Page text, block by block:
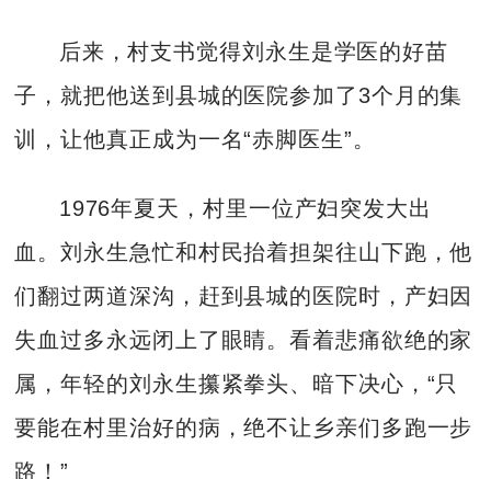
后来，村支书觉得刘永生是学医的好苗
子，就把他送到县城的医院参加了3个月的集
训，让他真正成为一名“赤脚医生”。
1976年夏天，村里一位产妇突发大出
血。刘永生急忙和村民抬着担架往山下跑，他
们翻过两道深沟，赶到县城的医院时，产妇因
失血过多永远闭上了眼睛。看着悲痛欲绝的家
属，年轻的刘永生攥紧拳头、暗下决心，“只
要能在村里治好的病，绝不让乡亲们多跑一步
路！”